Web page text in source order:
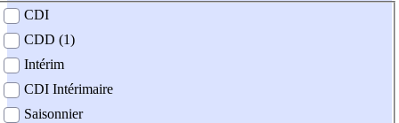
contrat
CDI
CDD (1)
Intérim
CDI Intérimaire
Saisonnier